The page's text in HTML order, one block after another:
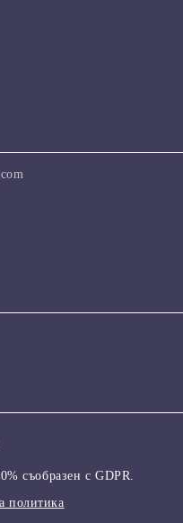
съобразен с GDPR.
политика